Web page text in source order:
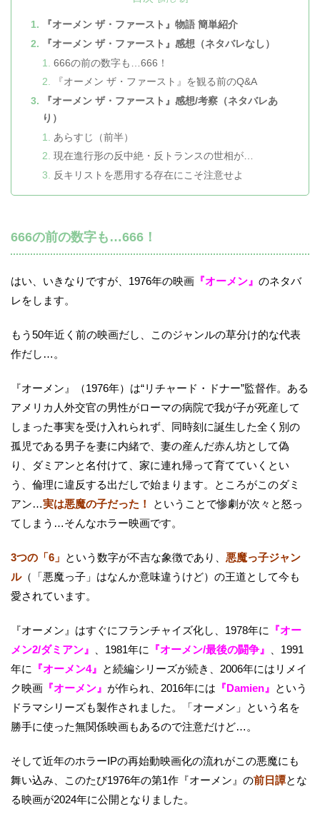
『オーメン ザ・ファースト』物語 簡単紹介
『オーメン ザ・ファースト』感想（ネタバレなし）
666の前の数字も…666！
『オーメン ザ・ファースト』を観る前のQ&A
『オーメン ザ・ファースト』感想/考察（ネタバレあ
り）
あらすじ（前半）
現在進行形の反中絶・反トランスの世相が…
反キリストを悪用する存在にこそ注意せよ
666の前の数字も…666！
はい、いきなりですが、1976年の映画 『オーメン』 のネタバ
レをします。
もう50年近く前の映画だし、このジャンルの草分け的な代表
作だし…。
『オーメン』（1976年）は“リチャード・ドナー”監督作。ある
アメリカ人外交官の男性がローマの病院で我が子が死産して
しまった事実を受け入れられず、同時刻に誕生した全く別の
孤児である男子を妻に内緒で、妻の産んだ赤ん坊として偽
り、ダミアンと名付けて、家に連れ帰って育てていくとい
う、倫理に違反する出だしで始まります。ところがこのダミ
アン…実は悪魔の子だった！
ということで惨劇が次々と怒っ
てしまう…そんなホラー映画です。
3つの「6」 という数字が不吉な象徴であり、 悪魔っ子ジャン
ル（「悪魔っ子」はなんか意味違うけど）の王道として今も
愛されています。
『オーメン』はすぐにフランチャイズ化し、1978年に
『オー
メン2/ダミアン』
、1981年に 『オーメン/最後の闘争』
、1991
年に
『オーメン4』 と続編シリーズが続き、2006年にはリメイ
ク映画 『オーメン』 が作られ、2016年には 『Damien』 という
ドラマシリーズも製作されました。「オーメン」という名を
勝手に使った無関係映画もあるので注意だけど…。
そして近年のホラーIPの再始動映画化の流れがこの悪魔にも
舞い込み、このたび1976年の第1作『オーメン』の前日譚とな
る映画が2024年に公開となりました。